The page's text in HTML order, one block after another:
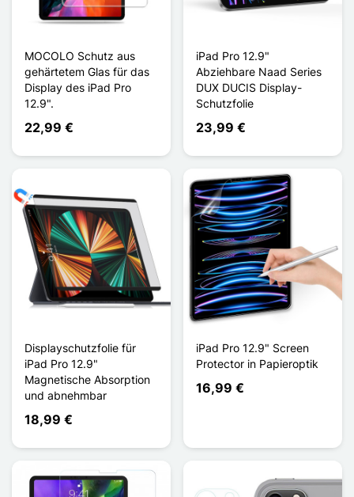
MOCOLO Schutz aus
gehärtetem Glas für das
Display des iPad Pro
12.9".
22,99 €
iPad Pro 12.9"
Abziehbare Naad Series
DUX DUCIS Display-
Schutzfolie
23,99 €
Displayschutzfolie für
iPad Pro 12.9"
Magnetische Absorption
und abnehmbar
18,99 €
iPad Pro 12.9" Screen
Protector in Papieroptik
16,99 €